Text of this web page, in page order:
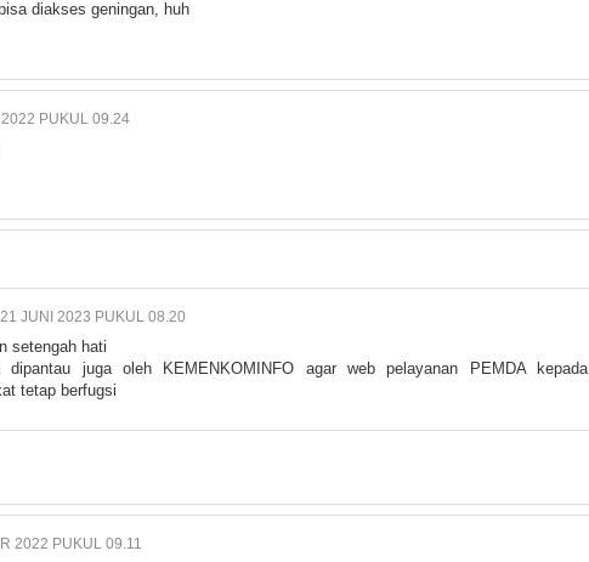
diakses geningan, huh
PUKUL 09.24
21 JUNI 2023 PUKUL 08.20
setengah hati
dipantau juga oleh KEMENKOMINFO agar web pelayanan PEMDA kepada
tetap berfugsi
2022 PUKUL 09.11